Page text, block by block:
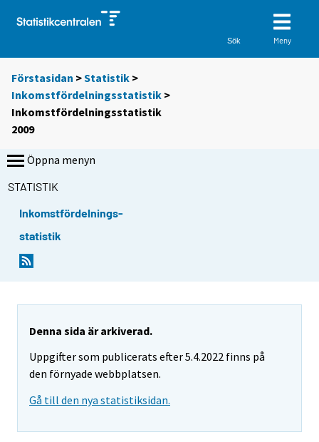
Sök Meny
Förstasidan >Statistik >
Inkomstfördelningsstatistik >
Inkomstfördelningsstatistik
2009
Öppna menyn
STATISTIK
Inkomstfördelnings-
statistik
Denna sida är arkiverad.
Uppgifter som publicerats efter 5.4.2022 finns på
den förnyade webbplatsen.
Gå till den nya statistiksidan.